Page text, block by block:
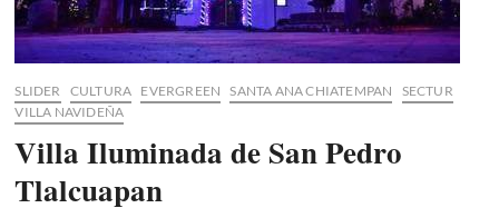
SLIDER CULTURA EVERGREEN SANTA ANA CHIATEMPAN
SECTUR
VILLA NAVIDEÑA
Villa Iluminada de San Pedro
Tlalcuapan